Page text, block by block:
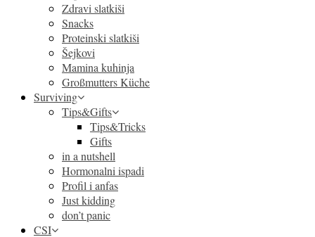
Zdravi slatkiši
Snacks
Proteinski slatkiši
Šejkovi
Mamina kuhinja
Großmutters Küche
Surviving
Tips&Gifts
Tips&Tricks
Gifts
in a nutshell
Hormonalni ispadi
Profil i anfas
Just kidding
don’t panic
CSI